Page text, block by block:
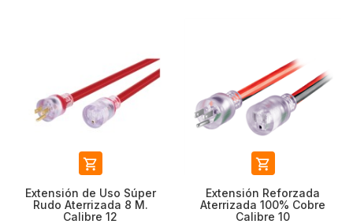

Extensión de Uso Súper
Rudo Aterrizada 8 M.
Calibre 12

Extensión Reforzada
Aterrizada 100% Cobre
Calibre 10